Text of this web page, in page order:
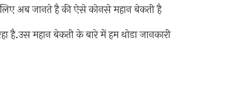
अब जानते है की ऐसे कोनसे महान बेकती है
महान बेकती के बारे में हम थोडा जानकारी